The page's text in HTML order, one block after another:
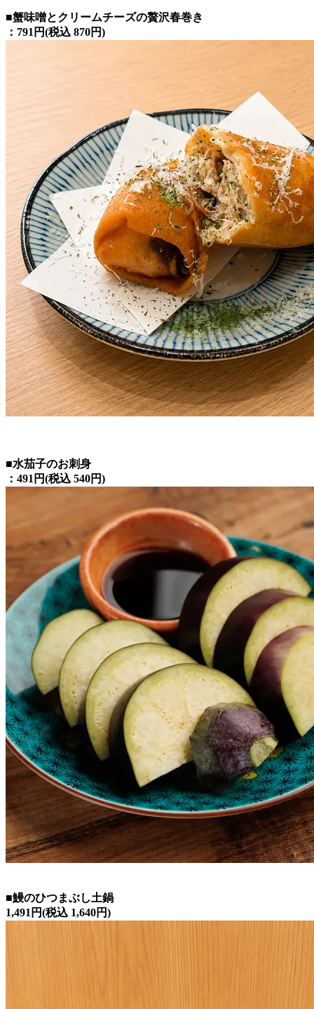
■蟹味噌とクリームチーズの贅沢春巻き
：791円(税込 870円)
■水茄子のお刺身
：491円(税込 540円)
■鰻のひつまぶし土鍋
1,491円(税込 1,640円)